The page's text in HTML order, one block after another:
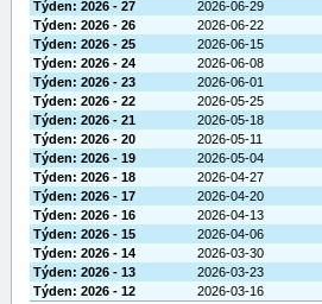
Týden: 2026 - 27
2026-06-29
Týden: 2026 - 26
2026-06-22
Týden: 2026 - 25
2026-06-15
Týden: 2026 - 24
2026-06-08
Týden: 2026 - 23
2026-06-01
Týden: 2026 - 22
2026-05-25
Týden: 2026 - 21
2026-05-18
Týden: 2026 - 20
2026-05-11
Týden: 2026 - 19
2026-05-04
Týden: 2026 - 18
2026-04-27
Týden: 2026 - 17
2026-04-20
Týden: 2026 - 16
2026-04-13
Týden: 2026 - 15
2026-04-06
Týden: 2026 - 14
2026-03-30
Týden: 2026 - 13
2026-03-23
Týden: 2026 - 12
2026-03-16